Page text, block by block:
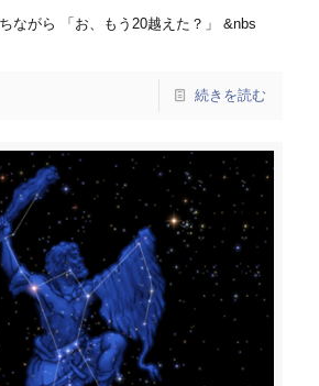
ながら 「お、もう20越えた？」 &nbs
続きを読む